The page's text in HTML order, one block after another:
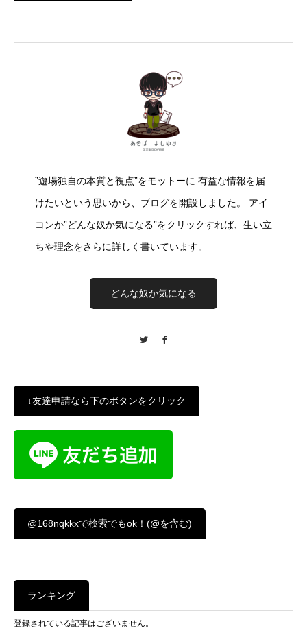
”遊場独自の本質と視点”をモットーに 有益な情報を届
けたいという思いから、ブログを開設しました。 アイ
コンか”どんな奴か気になる”をクリックすれば、生い立
ちや理念をさらに詳しく書いています。
どんな奴か気になる
↓友達申請なら下のボタンをクリック
@168nqkkxで検索でもok！(@を含む)
ランキング
登録されている記事はございません。